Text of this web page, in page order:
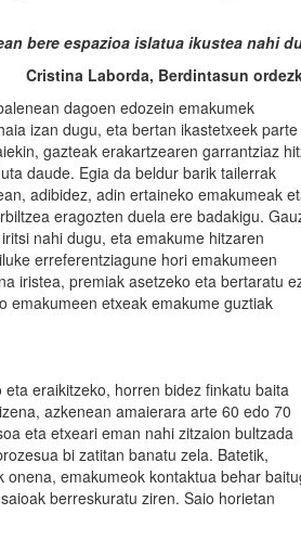
bere espazioa islatua ikustea nahi
Cristina Laborda, Berdintasun
dagoen edozein emakumek
izan dugu, eta bertan ikastetxeek parte
gazteak erakartzearen garrantziaz
daude. Egia da beldur barik tailerrak
adibidez, adin ertaineko emakumeak
eragozten duela ere badakigu.
nahi dugu, eta emakume hitzaren
erreferentziagune hori emakumeen
iristea, premiak asetzeko eta bertaratu
emakumeen etxeak emakume guztiak
eraikitzeko, horren bidez finkatu baita
azkenean amaierara arte 60 edo 70
eta etxeari eman nahi zitzaion bultzada
bi zatitan banatu zela. Batetik,
emakumeok kontaktua behar
berreskuratu ziren. Saio horietan